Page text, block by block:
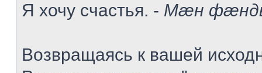
Я хочу счастья. - Мæн
Возвращаясь к вашей